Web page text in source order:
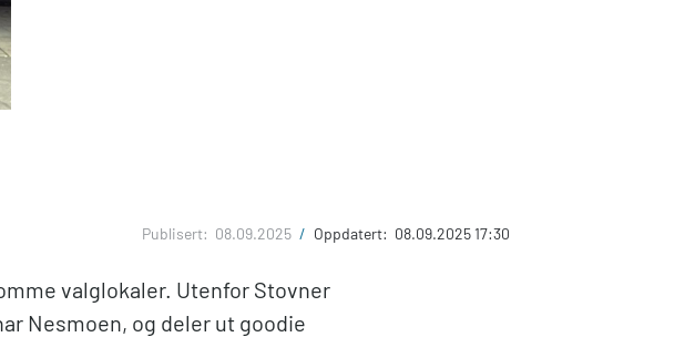
Publisert: 08.09.2025 / Oppdatert: 08.09.2025 17:30
valglokaler. Utenfor Stovner
Nesmoen, og deler ut goodie